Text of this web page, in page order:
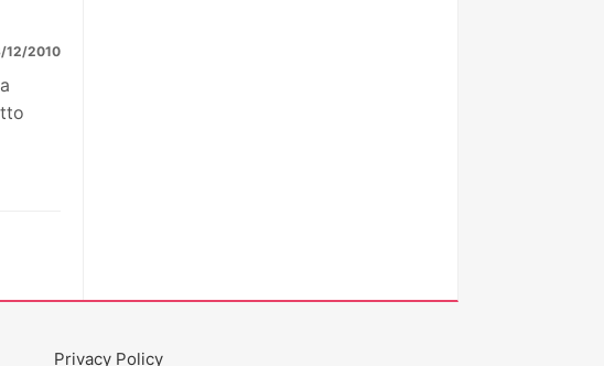
12/2010
Privacy Policy